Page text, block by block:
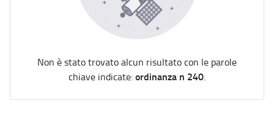
Non è stato trovato alcun risultato con le parole
chiave indicate:ordinanza n 240.